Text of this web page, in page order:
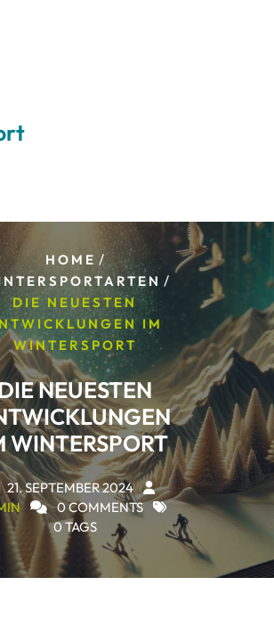
HOME /
/
DIE NEUESTEN
IM
WINTERSPORT
NEUESTEN
WINTERSPORT
21. SEPTEMBER 2024
0 COMMENTS
0 TAGS